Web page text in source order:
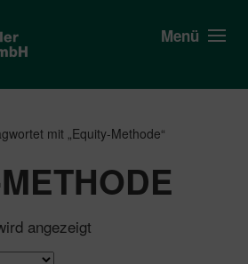
Menü
mit „Equity-Methode“
angezeigt